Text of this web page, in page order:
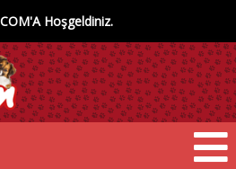
Hoşgeldiniz.